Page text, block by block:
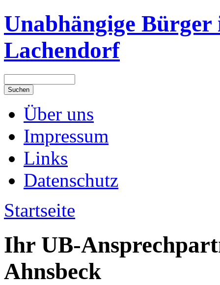
Unabhängige Bürger
Lachendorf
Über uns
Impressum
Links
Datenschutz
Startseite
Ihr UB-
Ahnsbeck